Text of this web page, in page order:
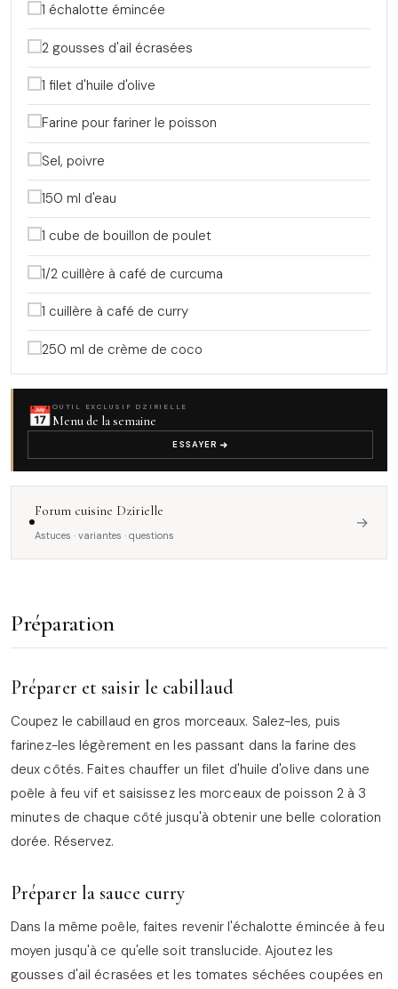
1 échalotte émincée
2 gousses d'ail écrasées
1 filet d'huile d'olive
Farine pour fariner le poisson
Sel, poivre
150 ml d'eau
1 cube de bouillon de poulet
1/2 cuillère à café de curcuma
1 cuillère à café de curry
250 ml de crème de coco
📅 OUTIL EXCLUSIF DZIRIELLE
Menu de la semaine
ESSAYER
Forum cuisine Dzirielle
Astuces · variantes · questions
→
Préparation
Préparer et saisir le cabillaud
Coupez le cabillaud en gros morceaux. Salez-les, puis
farinez-les légèrement en les passant dans la farine des
deux côtés. Faites chauffer un filet d'huile d'olive dans une
poêle à feu vif et saisissez les morceaux de poisson 2 à 3
minutes de chaque côté jusqu'à obtenir une belle coloration
dorée. Réservez.
Préparer la sauce curry
Dans la même poêle, faites revenir l'échalotte émincée à feu
moyen jusqu'à ce qu'elle soit translucide. Ajoutez les
gousses d'ail écrasées et les tomates séchées coupées en